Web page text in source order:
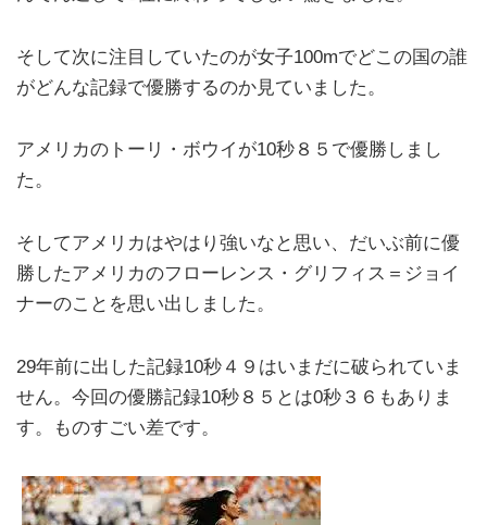
そして次に注目していたのが女子100mでどこの国の誰
がどんな記録で優勝するのか見ていました。
アメリカのトーリ・ボウイが10秒８５で優勝しまし
た。
そしてアメリカはやはり強いなと思い、だいぶ前に優
勝したアメリカのフローレンス・グリフィス＝ジョイ
ナーのことを思い出しました。
29年前に出した記録10秒４９はいまだに破られていま
せん。今回の優勝記録10秒８５とは0秒３６もありま
す。ものすごい差です。